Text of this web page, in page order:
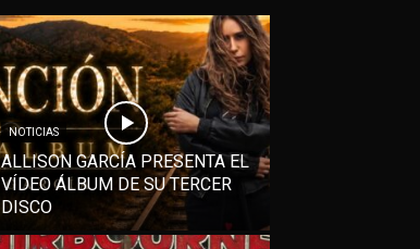
NOTICIAS
ALLISON GARCÍA PRESENTA EL
VÍDEO ÁLBUM DE SU TERCER
DISCO